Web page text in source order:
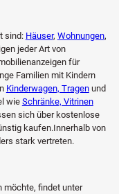
sind: Häuser, Wohnungen,
jeder Art von
für
Familien mit Kindern
Kinderwagen, Tragenund
wie Schränke, Vitrinen
sich über kostenlose
kaufen.Innerhalb von
stark vertreten.
möchte, findet unter